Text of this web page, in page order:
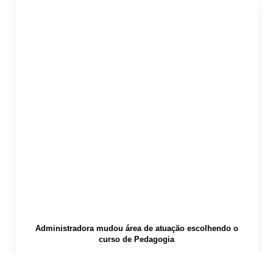
Administradora mudou área de atuação escolhendo o
curso de Pedagogia